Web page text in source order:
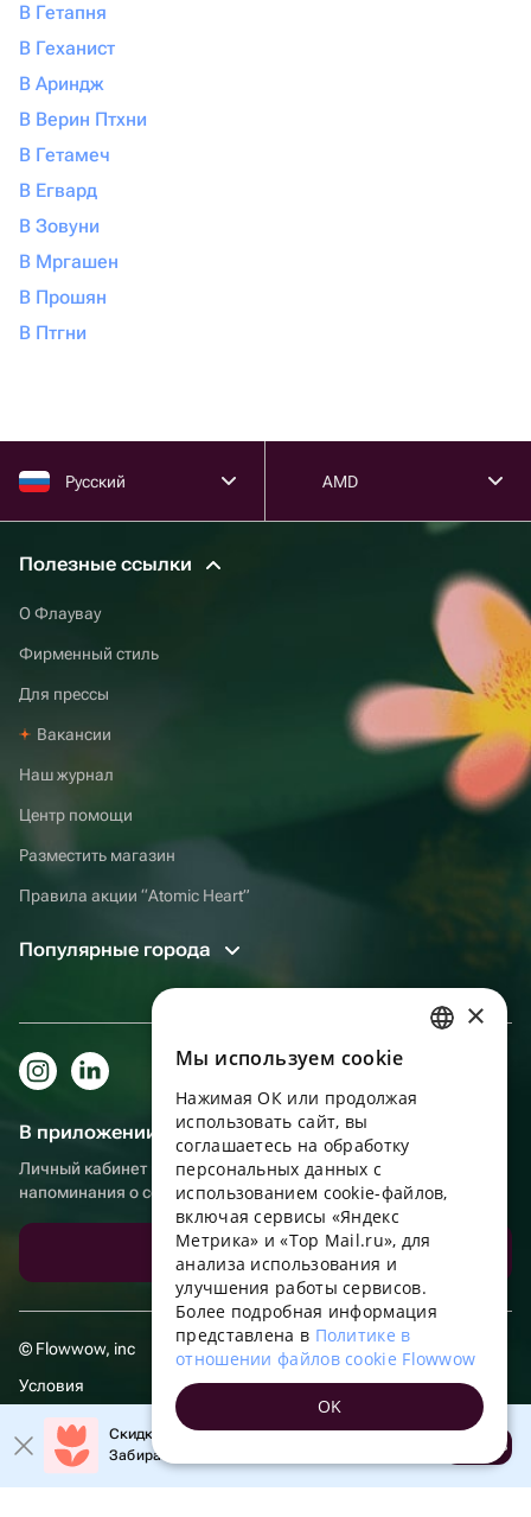
В Гетапня
В Геханист
В Ариндж
В Верин Птхни
В Гетамеч
В Егвард
В Зовуни
В Мргашен
В Прошян
В Птгни
Русский AMD
Полезные ссылки
О Флаувау
Фирменный стиль
Для прессы
Вакансии
Наш журнал
Центр помощи
Разместить магазин
Правила акции “Atomic Heart”
Популярные города
В приложении еще удобнее!
Личный кабинет получателя, больше бонусов за покупки и
напоминания о событиях
Скачать приложение
© Flowwow, inc
Условия
Обработка персональных данных
Скидка 20% на первый заказ!
Забирайте промокод в приложении!
Открыть
ENGLISH
UKRAINIAN
PORTUGUESE
FRENCH
TURKISH
POLISH
×
Мы используем сookie
Нажимая ОК или продолжая
использовать сайт, вы
соглашаетесь на обработку
персональных данных с
использованием cookie-файлов,
включая сервисы «Яндекс
Метрика» и «Top Mail.ru», для
анализа использования и
улучшения работы сервисов.
Более подробная информация
представлена в Политике в
отношении файлов cookie Flowwow
OK